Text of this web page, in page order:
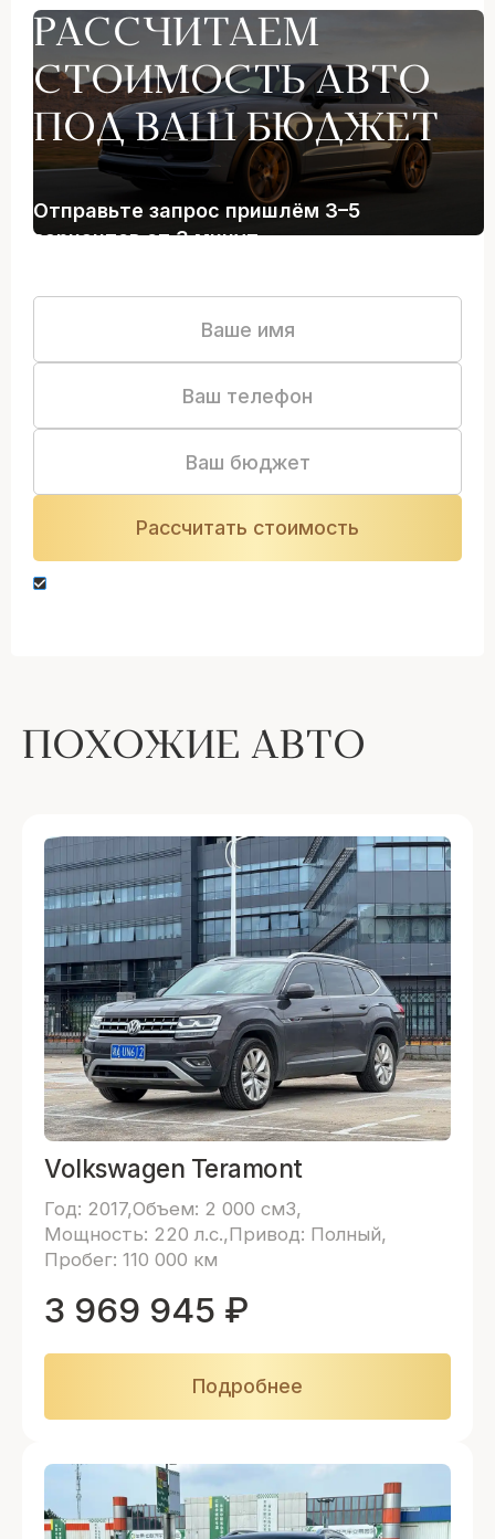
РАССЧИТАЕМ
СТОИМОСТЬ АВТО
ПОД ВАШ БЮДЖЕТ
Отправьте запрос пришлём 3–5
вариантов от 3 минут
ПОХОЖИЕ АВТО
Volkswagen Teramont
Год: 2017 Объем: 2 000 см3
Мощность: 220 л.с. Привод: Полный
Пробег: 110 000 км
3 969 945 ₽
Подробнее